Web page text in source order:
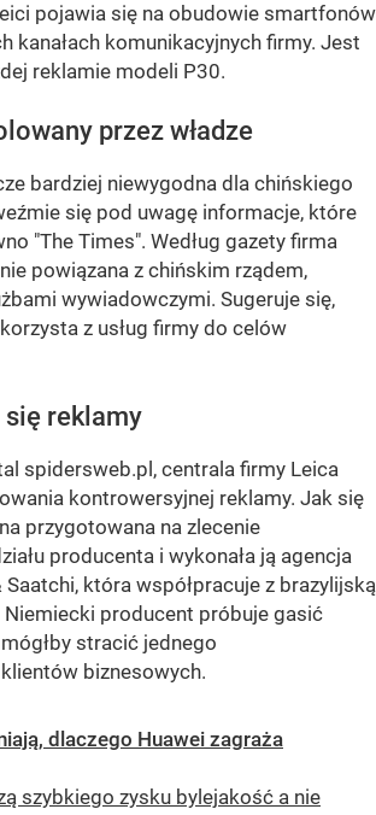
pojawia się na obudowie smartfonów
kanałach komunikacyjnych firmy. Jest
reklamie modeli P30.
przez władze
bardziej niewygodna dla chińskiego
się pod uwagę informacje, które
"The Times". Według gazety firma
powiązana z chińskim rządem,
wywiadowczymi. Sugeruje się,
z usług firmy do celów
reklamy
spidersweb.pl, centrala firmy Leica
kontrowersyjnej reklamy. Jak się
przygotowana na zlecenie
producenta i wykonała ją agencja
Saatchi, która współpracuje z brazylijską
producent próbuje gasić
stracić jednego
biznesowych.
dlaczego Huawei zagraża
szybkiego zysku bylejakość a nie